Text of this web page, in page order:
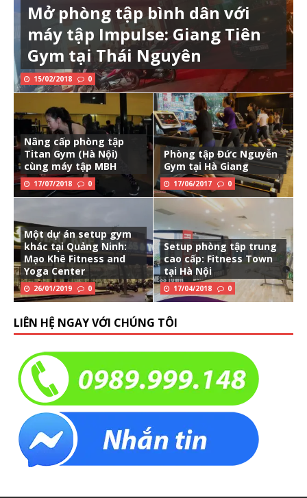
Mở phòng tập bình dân với
máy tập Impulse: Giang Tiên
Gym tại Thái Nguyên
15/02/2018 0
Nâng cấp phòng tập
Titan Gym (Hà Nội)
cùng máy tập MBH
17/07/2018 0
Phòng tập Đức Nguyễn
Gym tại Hà Giang
17/06/2017 0
Một dự án setup gym
khác tại Quảng Ninh:
Mạo Khê Fitness and
Yoga Center
26/01/2019 0
Setup phòng tập trung
cao cấp: Fitness Town
tại Hà Nội
17/04/2018 0
LIÊN HỆ NGAY VỚI CHÚNG TÔI